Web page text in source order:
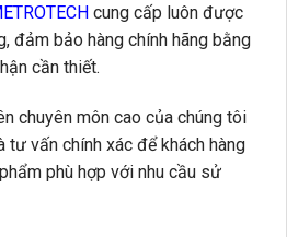
cung cấp luôn được
đảm bảo hàng chính hãng bằng
cần thiết.
chuyên môn cao của chúng tôi
tư vấn chính xác để khách hàng
phù hợp với nhu cầu sử